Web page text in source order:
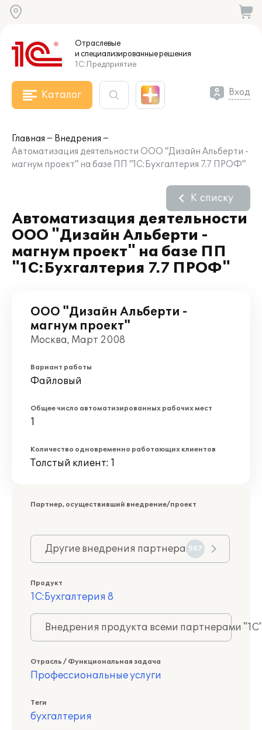
Отраслевые
и специализированныерешения
1С:Предприятие
Каталог Вход
Главная
Внедрения
Автоматизация деятельности ООО "Дизайн Альберти -
магнум проект" на базе ПП "1С:Бухгалтерия 7.7 ПРОФ"
Автоматизация деятельности
ООО "Дизайн Альберти -
магнум проект" на базе ПП
"1С:Бухгалтерия 7.7 ПРОФ"
К списку
ООО "Дизайн Альберти -
магнум проект"
Москва, Март 2008
Вариант работы
Файловый
Общее число автоматизированных рабочих мест
1
Количество одновременно работающих клиентов
Толстый клиент: 1
Партнер, осуществивший внедрение/проект
Другие внедрения партнера 507
Продукт
1С:Бухгалтерия 8
Внедрения продукта всеми партнерами
Отрасль / Функциональная задача
Профессиональные услуги
Теги
бухгалтерия